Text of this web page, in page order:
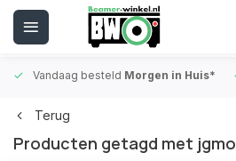
Vandaag besteld Morgen in Huis*
Terug
Producten getagd met jgmo